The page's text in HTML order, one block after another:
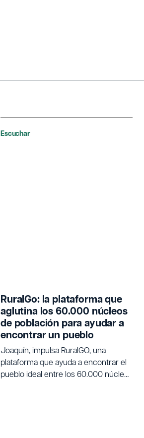
Escuchar
RuralGo: la plataforma que
aglutina los 60.000 núcleos
de población para ayudar a
encontrar un pueblo
Joaquín, impulsa RuralGO, una
plataforma que ayuda a encontrar el
pueblo ideal entre los 60.000 núcleos